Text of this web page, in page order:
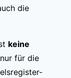
die
keine
für die